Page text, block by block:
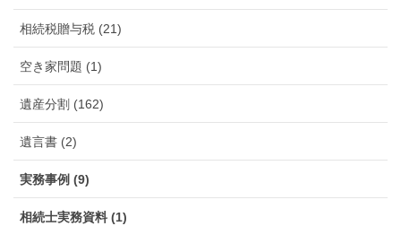
相続税贈与税 (21)
空き家問題 (1)
遺産分割 (162)
遺言書 (2)
実務事例 (9)
相続士実務資料 (1)